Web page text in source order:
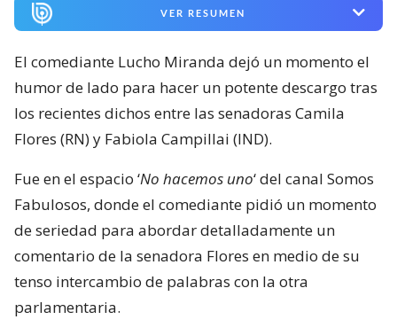
VER RESUMEN
El comediante Lucho Miranda dejó un momento el
humor de lado para hacer un potente descargo tras
los recientes dichos entre las senadoras Camila
Flores (RN) y Fabiola Campillai (IND).
Fue en el espacio ‘No hacemos uno‘ del canal Somos
Fabulosos, donde el comediante pidió un momento
de seriedad para abordar detalladamente un
comentario de la senadora Flores en medio de su
tenso intercambio de palabras con la otra
parlamentaria.